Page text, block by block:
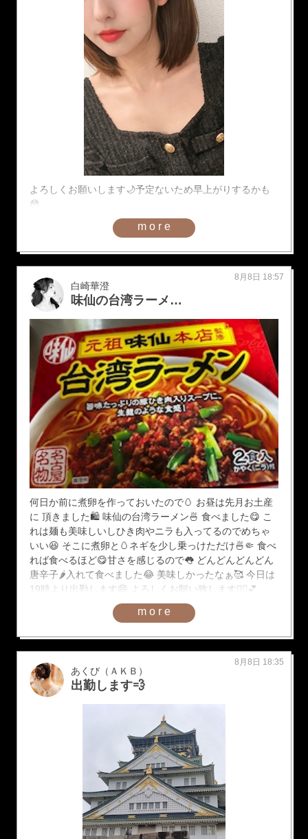
よろしくお願いします🌙予定ないため早上がりするかも
😳
more
白崎華澄
味仙の台湾ラーメン🍜
8月8日 18:57
何日か前に煮卵を作っておいたので🥚 お昼は先月お土産
に 頂きました🛍️ 味仙の台湾ラーメン🍜 食べました😋 こ
れは麺も美味しいしひき肉やニラも入ってるのでめちゃ
いい😆 そこに煮卵と🥚ネギを少し乗っけただけ🍜🤏 食べ
れば食べるほど😋甘さを感じるので👅 どんどんどんどん
唐辛子🌶️入れて食べました😂 美味しかったなぁ🥰 今日は
19時より出勤します😄 よろしくお願い致します🙇‍♀️💕
more
あくび（ＡＫＢ）
出勤します💨
8月8日 18:35